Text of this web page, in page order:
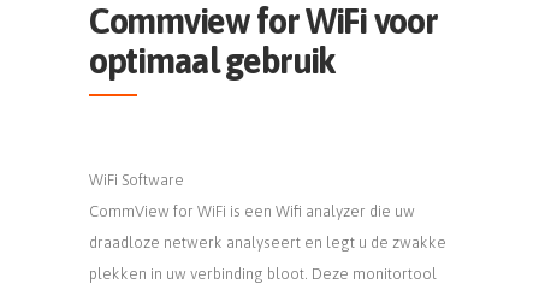
Commview for WiFi voor
optimaal gebruik
WiFi Software
CommView for WiFi is een Wifi analyzer die uw
draadloze netwerk analyseert en legt u de zwakke
plekken in uw verbinding bloot. Deze monitortool